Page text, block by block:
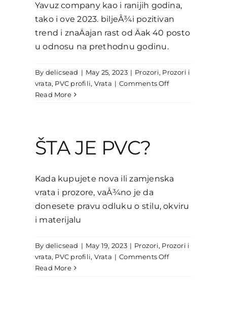
Yavuz company kao i ranijih godina,
tako i ove 2023. biljeÅ¾i pozitivan
trend i znaÄajan rast od Äak 40 posto
u odnosu na prethodnu godinu.
By delicsead | May 25, 2023 | Prozori, Prozori i
vrata, PVC profili, Vrata | Comments Offon
Read More
ŠTA JE PVC?
Kada kupujete nova ili zamjenska
vrata i prozore, vaÅ¾no je da
donesete pravu odluku o stilu, okviru
i materijalu
By delicsead | May 19, 2023 | Prozori, Prozori i
vrata, PVC profili, Vrata | Comments Offon
Read More